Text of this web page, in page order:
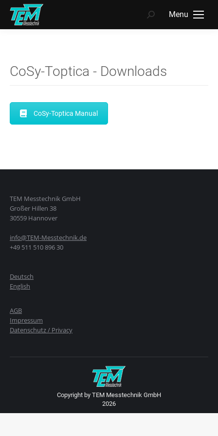
Menu
Search:
CoSy-Toptica - Downloads
CoSy-Toptica Manual
TEM Messtechnik GmbH
Großer Hillen 38
30559 Hannover
info@TEM-Messtechnik.de
+49 511 510 896 30
Deutsch
English
AGB
Impressum
Datenschutz / Privacy
Copyright by TEM Messtechnik GmbH
2026